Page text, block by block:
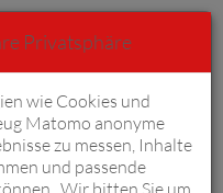
Warenkorb 0
Privatsphäre
wie Cookies und
Matomo anonyme
zu messen, Inhalte
und passende
Wir bitten Sie um